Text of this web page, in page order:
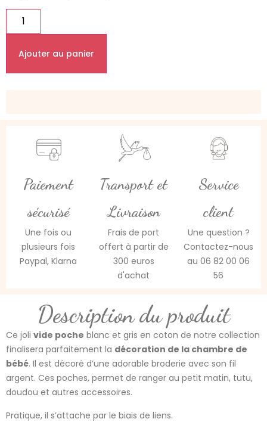
Ajouter au panier
Paiement
sécurisé
Une fois ou
plusieurs fois
Paypal, Klarna
Transport et
Livraison
Frais de port
offert à partir de
300 euros
d'achat
Service
client
Une question ?
Contactez-nous
au 06 82 00 06
56
Description du produit
Ce joli vide poche blanc et gris en coton de notre collection
finalisera parfaitement la décoration de la chambre de
bébé. Il est décoré d’une adorable broderie avec son fil
argent. Ces poches, permet de ranger au petit matin, tutu,
doudou et autres accessoires.
Pratique, il s’attache par le biais de liens.